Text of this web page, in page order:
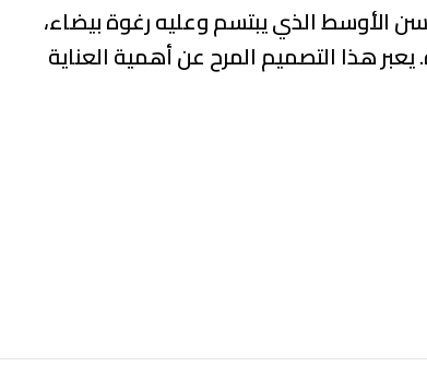
الأوسط الذي يبتسم وعليه رغوة بيضاء،
يعبر هذا التصميم المرح عن أهمية العناية